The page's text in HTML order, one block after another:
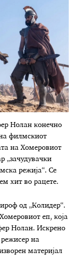
Нолан конечно
филмскиот
на Хомеровиот
„зачудувачки
режија“. Се
хит во рацете.
од „Колидер“.
еп, која
Нолан. Искрено
режисер на
материјал